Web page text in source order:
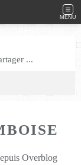
MENU
...
Overblog